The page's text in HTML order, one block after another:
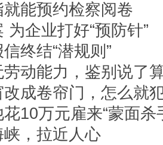
能预约检察阅卷
为企业打好“预防针”
终结“潜规则”
动能力，鉴别说了
成卷帘门，怎么就
10万元雇来“蒙面杀
，拉近人心